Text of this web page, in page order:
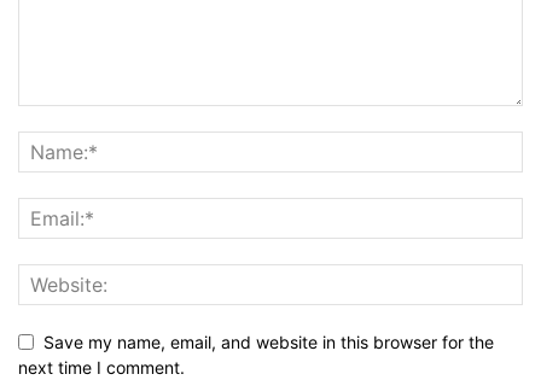
Save my name, email, and website in this browser for the
next time I comment.